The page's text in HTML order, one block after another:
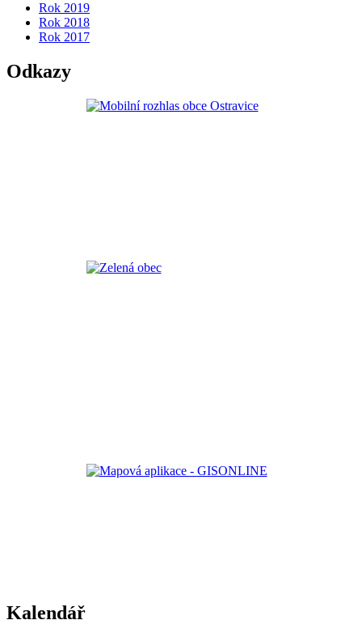
Rok 2019
Rok 2018
Rok 2017
Odkazy
Kalendář